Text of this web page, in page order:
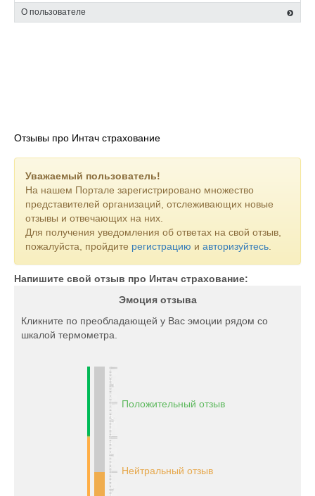
О пользователе
Отзывы про Интач страхование
Уважаемый пользователь!
На нашем Портале зарегистрировано множество
представителей организаций, отслеживающих новые
отзывы и отвечающих на них.
Для получения уведомления об ответах на свой отзыв,
пожалуйста, пройдите регистрацию и авторизуйтесь
Напишите свой отзыв про Интач страхование:
Эмоция отзыва
Кликните по преобладающей у Вас эмоции рядом со
шкалой термометра.
Положительный отзыв
Нейтральный отзыв